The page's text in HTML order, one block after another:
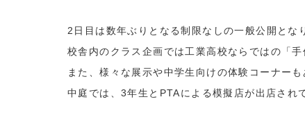
2日目は数年ぶりとなる制限なしの一般公開とな
校舎内のクラス企画では工業高校ならではの「
また、様々な展示や中学生向けの体験コーナー
中庭では、3年生とPTAによる模擬店が出店され